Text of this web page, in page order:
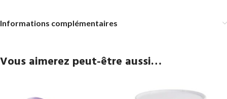
Informations complémentaires
Vous aimerez peut-être aussi…